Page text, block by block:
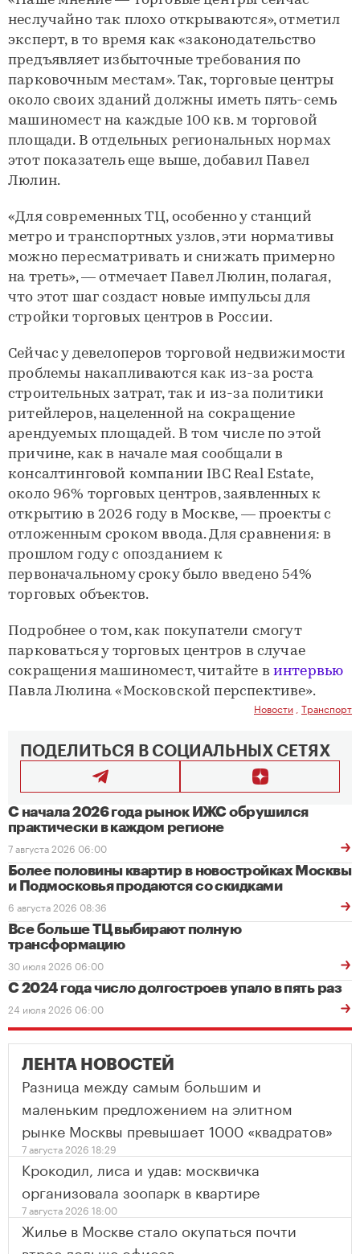
неслучайно так плохо открываются», отметил
эксперт, в то время как «законодательство
предъявляет избыточные требования по
парковочным местам». Так, торговые центры
около своих зданий должны иметь пять-семь
машиномест на каждые 100 кв. м торговой
площади. В отдельных региональных нормах
этот показатель еще выше, добавил Павел
Люлин.
«Для современных ТЦ, особенно у станций
метро и транспортных узлов, эти нормативы
можно пересматривать и снижать примерно
на треть», — отмечает Павел Люлин, полагая,
что этот шаг создаст новые импульсы для
стройки торговых центров в России.
Сейчас у девелоперов торговой недвижимости
проблемы накапливаются как из-за роста
строительных затрат, так и из-за политики
ритейлеров, нацеленной на сокращение
арендуемых площадей. В том числе по этой
причине, как в начале мая сообщали в
консалтинговой компании IBC Real Estate,
около 96% торговых центров, заявленных к
открытию в 2026 году в Москве, — проекты с
отложенным сроком ввода. Для сравнения: в
прошлом году с опозданием к
первоначальному сроку было введено 54%
торговых объектов.
Подробнее о том, как покупатели смогут
парковаться у торговых центров в случае
сокращения машиномест, читайте в интервью
Павла Люлина «Московской перспективе».
Новости Транспорт
ПОДЕЛИТЬСЯ В СОЦИАЛЬНЫХ СЕТЯХ
С начала 2026 года рынок ИЖС обрушился
практически в каждом регионе
7 августа 2026 06:00
Более половины квартир в новостройках Москвы
и Подмосковья продаются со скидками
6 августа 2026 08:36
Все больше ТЦ выбирают полную
трансформацию
30 июля 2026 06:00
С 2024 года число долгостроев упало в пять раз
24 июля 2026 06:00
ЛЕНТА НОВОСТЕЙ
Разница между самым большим и
маленьким предложением на элитном
рынке Москвы превышает 1000 «квадратов»
7 августа 2026 18:29
Крокодил, лиса и удав: москвичка
организовала зоопарк в квартире
7 августа 2026 18:00
Жилье в Москве стало окупаться почти